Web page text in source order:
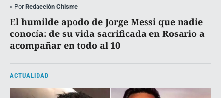
« PorRedacción Chisme
El humilde apodo de Jorge Messi que nadie
conocía: de su vida sacrificada en Rosario a
acompañar en todo al 10
ACTUALIDAD